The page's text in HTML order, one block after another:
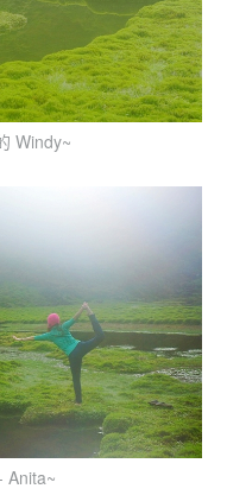
Windy~
Anita~